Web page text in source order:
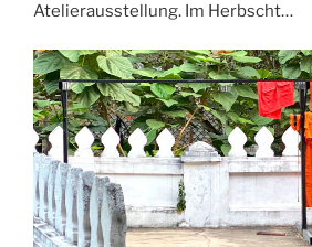
Atelierausstellung. Im Herbscht…